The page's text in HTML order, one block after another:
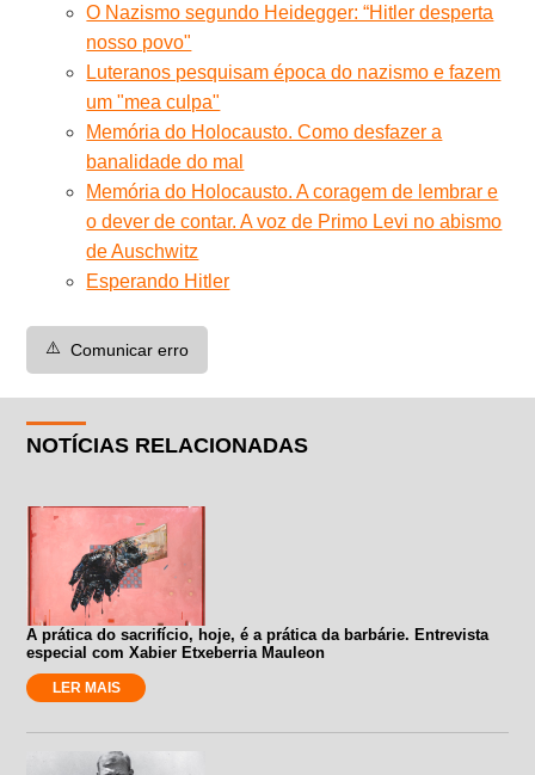
O Nazismo segundo Heidegger: “Hitler desperta
nosso povo"
Luteranos pesquisam época do nazismo e fazem
um "mea culpa"
Memória do Holocausto. Como desfazer a
banalidade do mal
Memória do Holocausto. A coragem de lembrar e
o dever de contar. A voz de Primo Levi no abismo
de Auschwitz
Esperando Hitler
⚠️ Comunicar erro
NOTÍCIAS RELACIONADAS
A prática do sacrifício, hoje, é a prática da barbárie. Entrevista
especial com Xabier Etxeberria Mauleon
LER MAIS